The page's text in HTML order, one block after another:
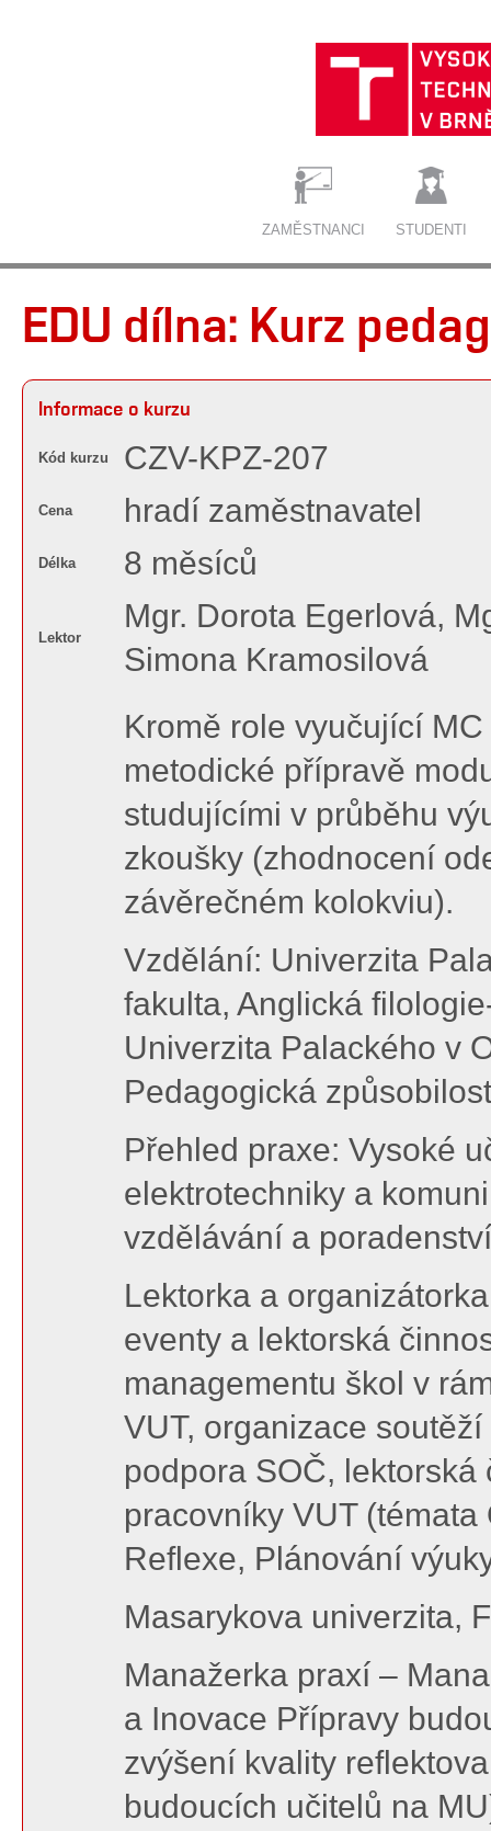
ZAMĚSTNANCI STUDENTI
EDU dílna: Kurz
Informace o kurzu
Kód kurzu CZV-KPZ-207
Cena hradí zaměstnavatel
Délka 8 měsíců
Lektor
Mgr. Dorota Egerlová,
Simona Kramosilová
Kromě role vyučující
metodické přípravě
studujícími v průběhu
zkoušky (zhodnocení
závěrečném kolokviu).
Vzdělání: Univerzita
fakulta, Anglická
Univerzita Palackého v
Pedagogická způsobilost
Přehled praxe: Vysoké
elektrotechniky a
vzdělávání a
Lektorka a
eventy a lektorská
managementu škol v
VUT, organizace
podpora SOČ,
pracovníky VUT
Reflexe, Plánování
Masarykova univerzita,
Manažerka praxí –
a Inovace Přípravy
zvýšení kvality
budoucích učitelů na